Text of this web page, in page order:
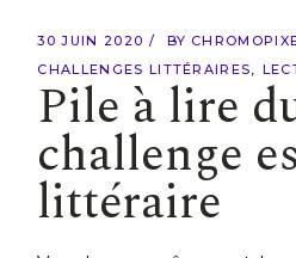
30 JUIN 2020 BY
CHALLENGES LITTÉRAIRES
Pile à lire
challenge
littéraire